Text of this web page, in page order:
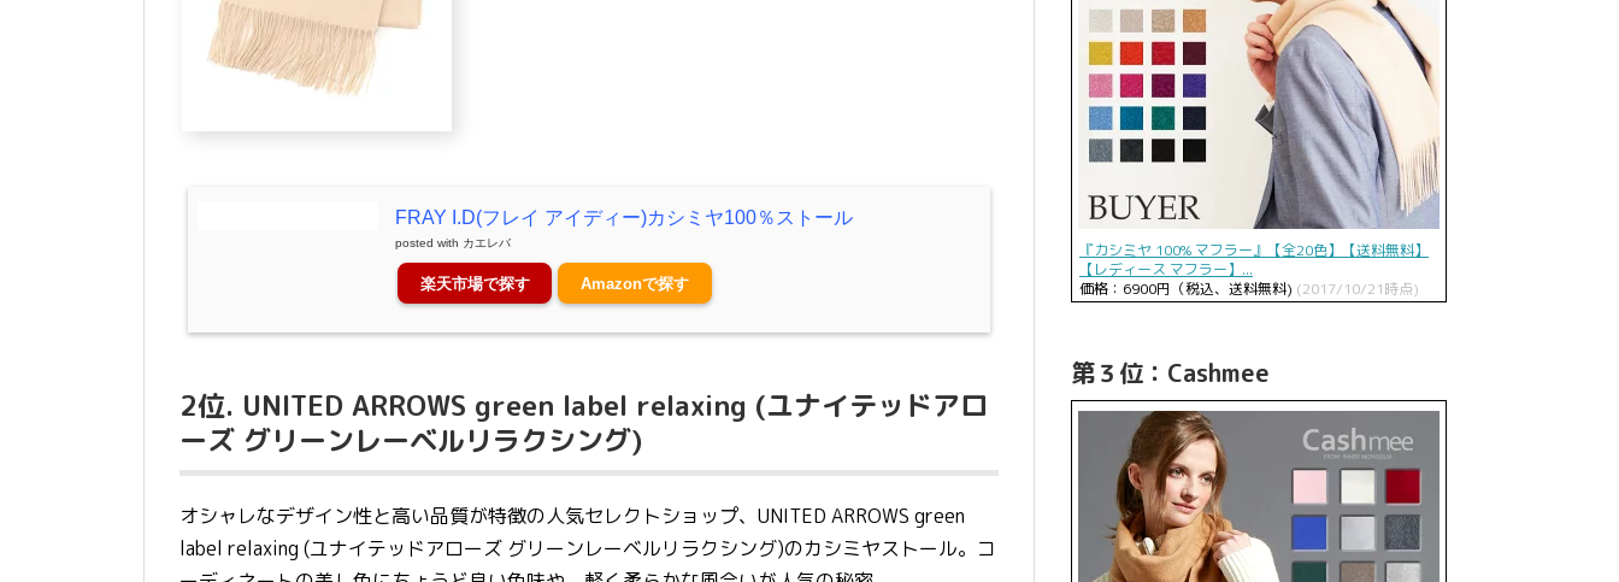
FRAY I.D(フレイ アイディー)カシミヤ100％ストール
posted with カエレバ
楽天市場で探す Amazonで探す
2位. UNITED ARROWS green label relaxing (ユナイテッドアロ
ーズ グリーンレーベルリラクシング)
オシャレなデザイン性と高い品質が特徴の人気セレクトショップ、UNITED ARROWS green
label relaxing (ユナイテッドアローズ グリーンレーベルリラクシング)のカシミヤストール。コ
『カシミヤ 100% マフラー』【全20色】【送料無料】
【レディース マフラー】...
価格：6900円（税込、送料無料) (2017/10/21時点)
第３位：Cashmee